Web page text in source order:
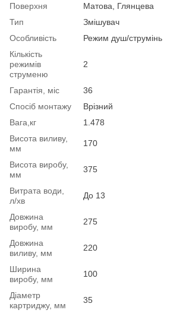
Поверхня
Матова, Глянцева
Тип
Змішувач
Особливість
Режим душ/струмінь
Кількість
режимів
струменю
2
Гарантія, міс
36
Спосіб монтажу
Врізний
Вага,кг
1.478
Висота виливу,
мм
170
Висота виробу,
мм
375
Витрата води,
л/хв
До 13
Довжина
виробу, мм
275
Довжина
виливу, мм
220
Ширина
виробу, мм
100
Діаметр
картриджу, мм
35